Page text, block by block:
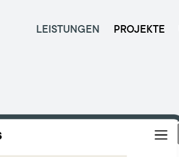
LEISTUNGEN PROJEKTE